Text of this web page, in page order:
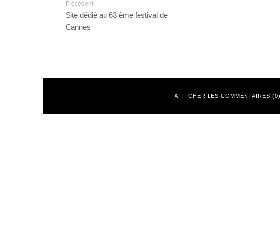
Précédent
Site dédié au 63 ème festival de
Cannes
AFFICHER LES COMMENTAIRES (0)